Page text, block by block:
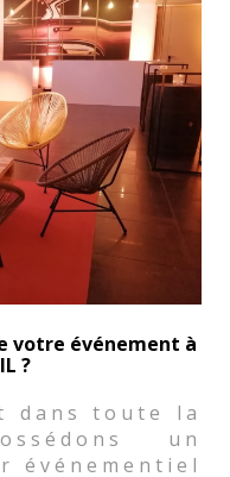
votre événement à
?
dans toute la
un
événementiel